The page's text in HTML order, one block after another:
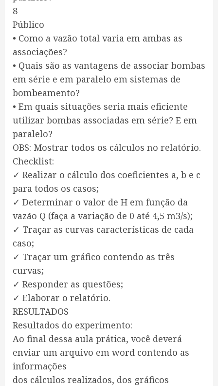
8
Público
• Como a vazão total varia em ambas as
associações?
• Quais são as vantagens de associar bombas
em série e em paralelo em sistemas de
bombeamento?
• Em quais situações seria mais eficiente
utilizar bombas associadas em série? E em
paralelo?
OBS: Mostrar todos os cálculos no relatório.
Checklist:
✓ Realizar o cálculo dos coeficientes a, b e c
para todos os casos;
✓ Determinar o valor de H em função da
vazão Q (faça a variação de 0 até 4,5 m3/s);
✓ Traçar as curvas características de cada
caso;
✓ Traçar um gráfico contendo as três
curvas;
✓ Responder as questões;
✓ Elaborar o relatório.
RESULTADOS
Resultados do experimento:
Ao final dessa aula prática, você deverá
enviar um arquivo em word contendo as
informações
dos cálculos realizados, dos gráficos